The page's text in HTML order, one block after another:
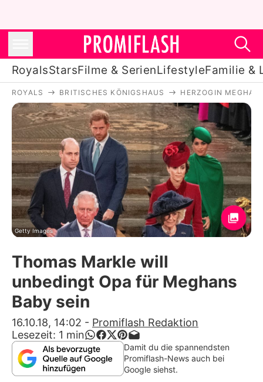
RoyalsStarsFilme & SerienLifestyleFamilie &
Royals
Stars
Filme & Serien
Lifestyle
Familie & Liebe
Promiflash Exklusiv
Alle Themen auf Promiflash
App runterladen
Team
Redaktionelle Richtlinien
ROYALS BRITISCHES KÖNIGSHAUS HERZOGIN MEGHAN
Getty Images
Thomas Markle will
unbedingt Opa für Meghans
Baby sein
16.10.18, 14:02 - Promiflash Redaktion
Lesezeit: 1 min
Damit du die spannendsten
Promiflash-News auch bei
Google siehst.